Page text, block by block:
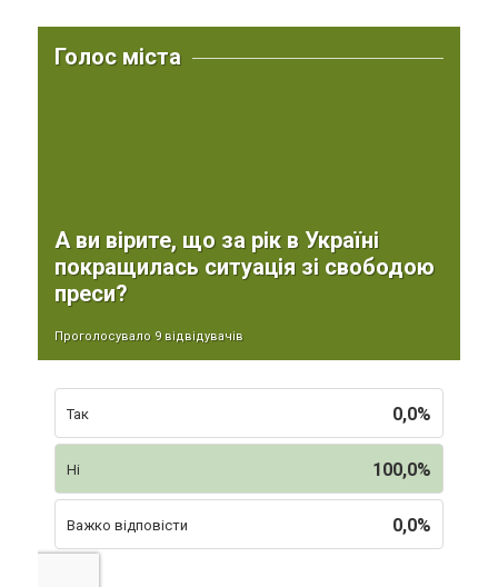
Голос міста
А ви вірите, що за рік в Україні
покращилась ситуація зі свободою
преси?
Проголосувало 9 відвідувачів
0,0%
Так
100,0%
Ні
0,0%
Важко відповісти